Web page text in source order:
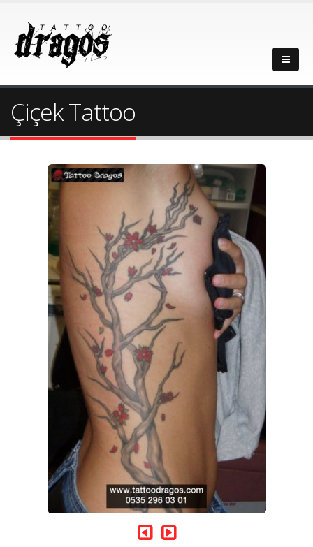
Çiçek Tattoo